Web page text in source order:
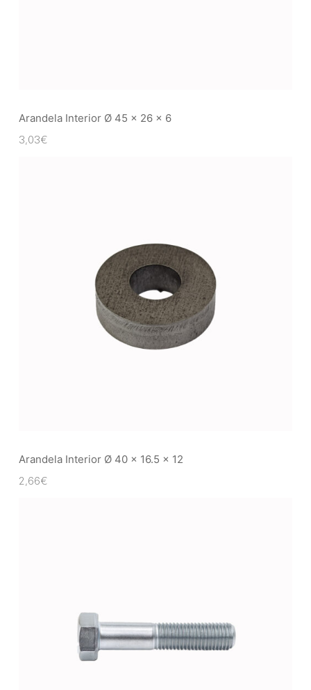
Arandela Interior Ø 45 x 26 x 6
3,03€
Arandela Interior Ø 40 x 16.5 x 12
2,66€